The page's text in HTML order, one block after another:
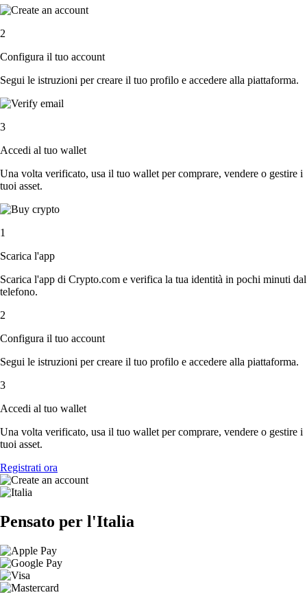
2
Configura il tuo account
Segui le istruzioni per creare il tuo profilo e accedere alla piattaforma.
3
Accedi al tuo wallet
Una volta verificato, usa il tuo wallet per comprare, vendere o gestire i
tuoi asset.
1
Scarica l'app
Scarica l'app di Crypto.com e verifica la tua identità in pochi minuti dal
telefono.
2
Configura il tuo account
Segui le istruzioni per creare il tuo profilo e accedere alla piattaforma.
3
Accedi al tuo wallet
Una volta verificato, usa il tuo wallet per comprare, vendere o gestire i
tuoi asset.
Registrati ora
Pensato per l'Italia